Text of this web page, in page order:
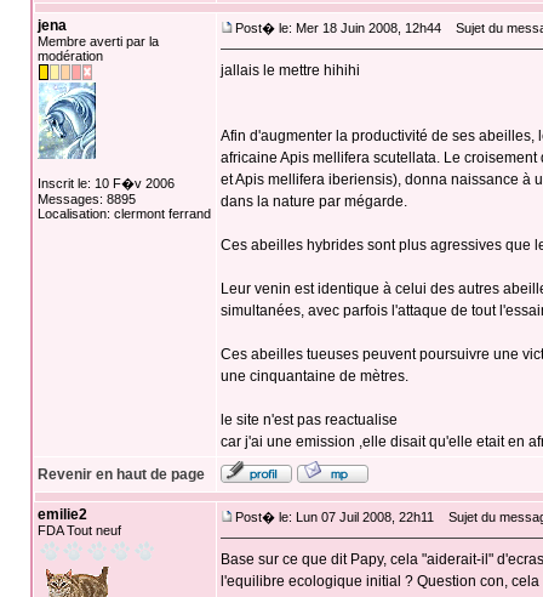
jena
Membre averti par la
modération
Inscrit le: 10 F�v 2006
Messages: 8895
Localisation: clermont ferrand
Post� le: Mer 18 Juin 2008, 12h44 Sujet du
jallais le mettre hihihi
Afin d'augmenter la productivité de ses
africaine Apis mellifera scutellata. Le
et Apis mellifera iberiensis), donna naissance à
dans la nature par mégarde.
Ces abeilles hybrides sont plus agressives que
Leur venin est identique à celui des autres
simultanées, avec parfois l'attaque de tout
Ces abeilles tueuses peuvent poursuivre une
une cinquantaine de mètres.
le site n'est pas reactualise
car j'ai une emission ,elle disait qu'elle etait en
Revenir en haut de page
emilie2
FDA Tout neuf
Post� le: Lun 07 Juil 2008, 22h11 Sujet du
Base sur ce que dit Papy, cela "aiderait-il"
l'equilibre ecologique initial ? Question con,